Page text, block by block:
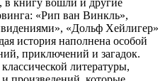
«Рип ван Винкль»,
«Дольф Хейлигер»
история наполнена особой
приключений и загадок.
литературы,